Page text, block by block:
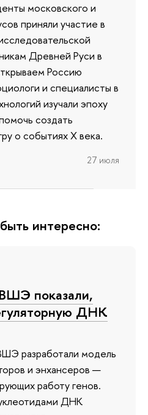
московского и
приняли участие в
Древней Руси в
Россию
и специалисты в
изучали эпоху
создать
о событиях X века.
27 июля
интересно:
показали,
ДНК
разработали модель
и энхансеров —
работу генов.
ДНК